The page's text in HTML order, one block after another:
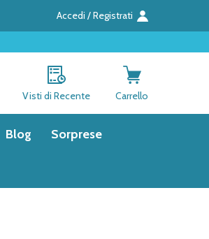
Accedi / Registrati
Visti di Recente Carrello
Blog Sorprese